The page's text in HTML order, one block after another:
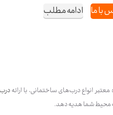
با ما ادامه مطلب
انواع درب‌های ساختمانی، با ارائه
محیط شما هدیه دهد.